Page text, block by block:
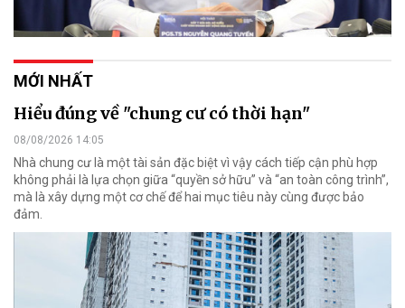
MỚI NHẤT
Hiểu đúng về "chung cư có thời hạn"
08/08/2026 14:05
Nhà chung cư là một tài sản đặc biệt vì vậy cách tiếp cận phù hợp
không phải là lựa chọn giữa “quyền sở hữu” và “an toàn công trình”,
mà là xây dựng một cơ chế để hai mục tiêu này cùng được bảo
đảm.